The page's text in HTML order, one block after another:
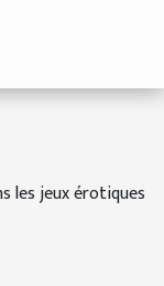
les jeux érotiques